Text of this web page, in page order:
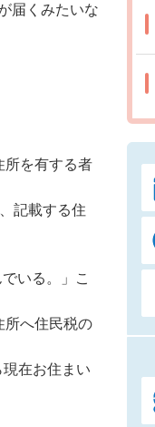
届くみたいな
所を有する者
記載する住
いる。」こ
所へ住民税の
在お住まい